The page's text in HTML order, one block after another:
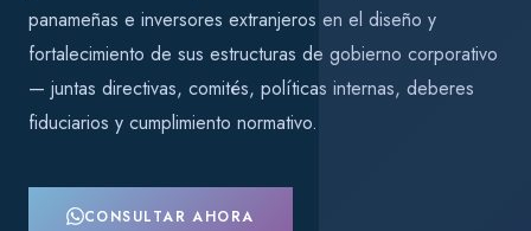
panameñas e inversores extranjeros en el diseño y
fortalecimiento de sus estructuras de gobierno corporativo
— juntas directivas, comités, políticas internas, deberes
fiduciarios y cumplimiento normativo.
CONSULTAR AHORA